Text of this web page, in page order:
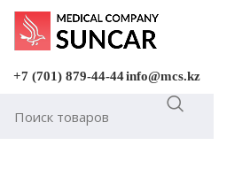
+7 (701) 879-44-44info@mcs.kz